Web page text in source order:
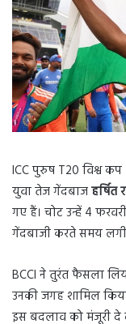
ICC पुरुष T20 विश्व
युवा तेज गेंदबाजहर्षित
गए हैं। चोट उन्हें 4
गेंदबाजी करते समय लगी
BCCI ने तुरंत फैसला
उनकी जगह शामिल
इस बदलाव को मंजूरी दे